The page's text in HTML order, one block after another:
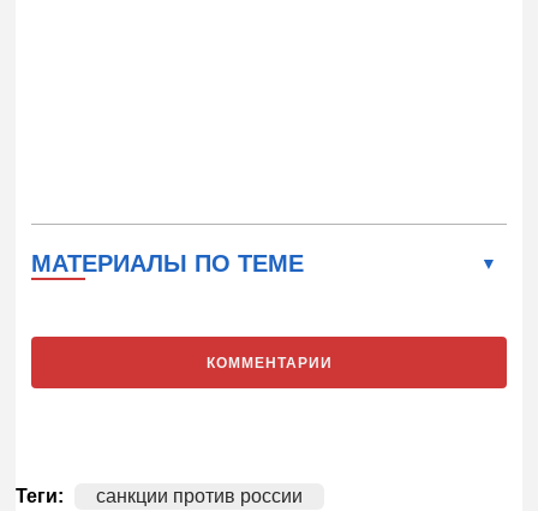
МАТЕРИАЛЫ ПО ТЕМЕ
КОММЕНТАРИИ
Теги: санкции против россии